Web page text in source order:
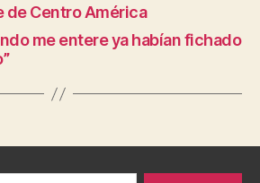
de Centro América
me entere ya habían fichado